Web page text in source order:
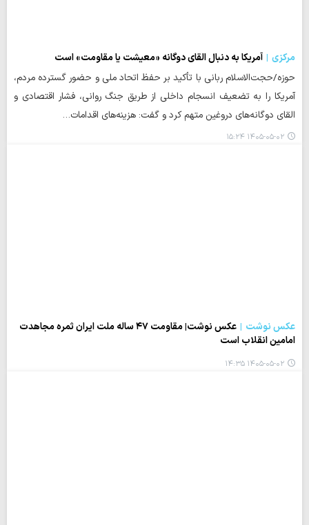
مرکزی
آمریکا به دنبال القای دوگانه «معیشت یا مقاومت» است
حوزه/حجت‌الاسلام ربانی با تأکید بر حفظ اتحاد ملی و حضور گسترده مردم،
آمریکا را به تضعیف انسجام داخلی از طریق جنگ روانی، فشار اقتصادی و
القای دوگانه‌های دروغین متهم کرد و گفت: هزینه‌های اقدامات…
۱۴۰۵-۰۵-۰۲ ۱۵:۲۴
عکس نوشت
عکس نوشت| مقاومت ۴۷ ساله ملت ایران ثمره مجاهدت
امامین انقلاب است
۱۴۰۵-۰۵-۰۲ ۱۴:۳۵